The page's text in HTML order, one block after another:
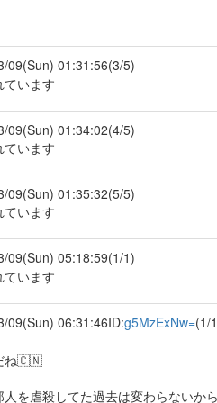
09(Sun) 01:31:56(3/5)
ています
09(Sun) 01:34:02(4/5)
ています
09(Sun) 01:35:32(5/5)
ています
09(Sun) 05:18:59(1/1)
ています
09(Sun) 06:31:46ID:g5MzExNw=(1/
ね🇨🇳
を虐殺してた過去は変わらないか